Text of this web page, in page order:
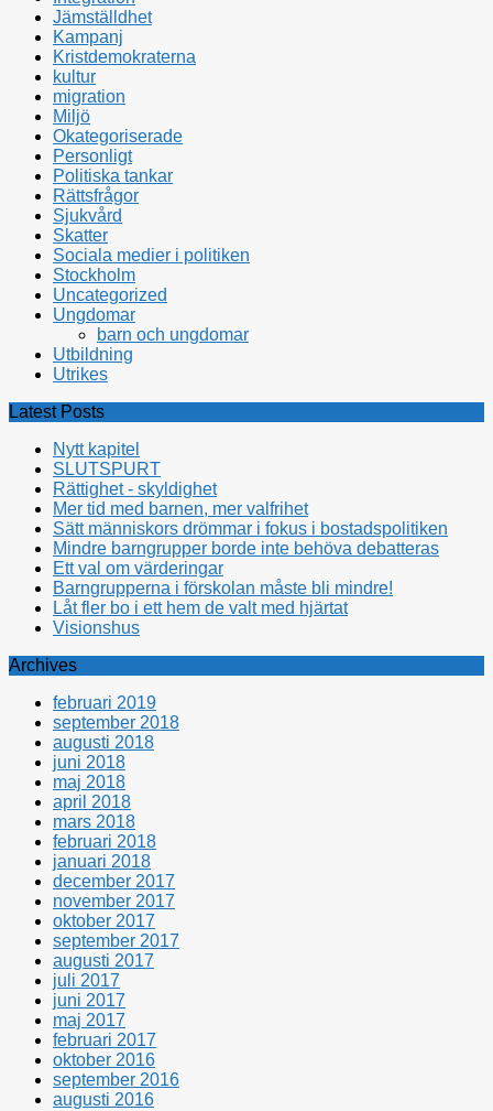
Jämställdhet
Kampanj
Kristdemokraterna
kultur
migration
Miljö
Okategoriserade
Personligt
Politiska tankar
Rättsfrågor
Sjukvård
Skatter
Sociala medier i politiken
Stockholm
Uncategorized
Ungdomar
barn och ungdomar
Utbildning
Utrikes
Latest Posts
Nytt kapitel
SLUTSPURT
Rättighet - skyldighet
Mer tid med barnen, mer valfrihet
Sätt människors drömmar i fokus i bostadspolitiken
Mindre barngrupper borde inte behöva debatteras
Ett val om värderingar
Barngrupperna i förskolan måste bli mindre!
Låt fler bo i ett hem de valt med hjärtat
Visionshus
Archives
februari 2019
september 2018
augusti 2018
juni 2018
maj 2018
april 2018
mars 2018
februari 2018
januari 2018
december 2017
november 2017
oktober 2017
september 2017
augusti 2017
juli 2017
juni 2017
maj 2017
februari 2017
oktober 2016
september 2016
augusti 2016